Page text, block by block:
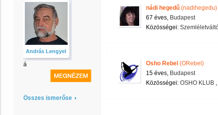
András Lengyel
á
Összes ismerőse
nádi hegedű (nadihegedu)
67 éves, Budapest
Közösségei:
Osho Rebel (ORebel)
15 éves, Budapest
Közösségei: OSHO KLUB ,